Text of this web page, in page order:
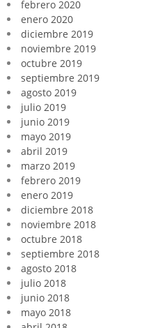
febrero 2020
enero 2020
diciembre 2019
noviembre 2019
octubre 2019
septiembre 2019
agosto 2019
julio 2019
junio 2019
mayo 2019
abril 2019
marzo 2019
febrero 2019
enero 2019
diciembre 2018
noviembre 2018
octubre 2018
septiembre 2018
agosto 2018
julio 2018
junio 2018
mayo 2018